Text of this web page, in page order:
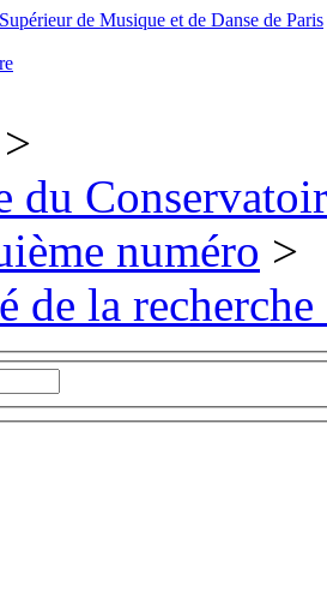
>
du
numéro >
de la